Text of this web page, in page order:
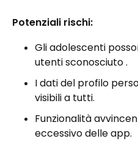
Potenziali rischi:
Gli adolescenti
utenti sconosciuto .
I dati del profilo
visibili a tutti.
Funzionalità
eccessivo delle app.